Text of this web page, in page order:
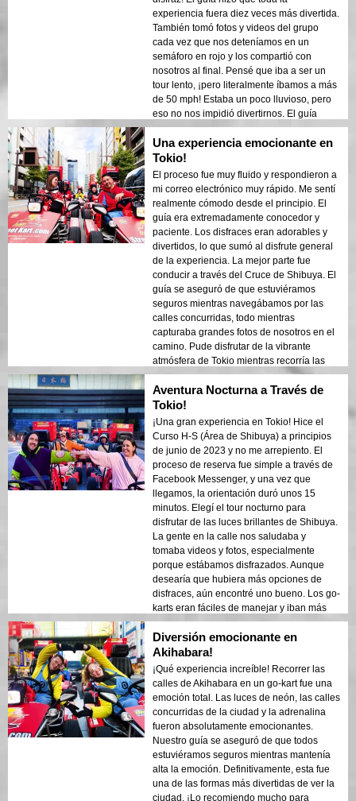
experiencia fuera diez veces más divertida.
También tomó fotos y videos del grupo
cada vez que nos deteníamos en un
semáforo en rojo y los compartió con
nosotros al final. Pensé que iba a ser un
tour lento, ¡pero literalmente íbamos a más
de 50 mph! Estaba un poco lluvioso, pero
eso no nos impidió divertirnos. El guía
mantuvo la energía viva y se aseguró de
que nos mantuviéramos con el grupo. Fue
una experiencia de 10/10, ¡y
definitivamente lo haría de nuevo!
Una experiencia emocionante en
Tokio!
El proceso fue muy fluido y respondieron a
mi correo electrónico muy rápido. Me sentí
realmente cómodo desde el principio. El
guía era extremadamente conocedor y
paciente. Los disfraces eran adorables y
divertidos, lo que sumó al disfrute general
de la experiencia. La mejor parte fue
conducir a través del Cruce de Shibuya. El
guía se aseguró de que estuviéramos
seguros mientras navegábamos por las
calles concurridas, todo mientras
capturaba grandes fotos de nosotros en el
camino. Pude disfrutar de la vibrante
atmósfera de Tokio mientras recorría las
calles de la ciudad en un go-kart. Fue una
experiencia verdaderamente única y lo
recomendaría encarecidamente a
cualquiera que visite Tokio. El personal de
Street Kart Shibuya hizo que todo fuera
fácil de organizar y se aseguró de que
tuviéramos un tiempo fantástico en todo
momento. ¡Definitivamente volveré la
próxima vez que esté en Tokio!
Aventura Nocturna a Través de
Tokio!
¡Una gran experiencia en Tokio! Hice el
Curso H-S (Área de Shibuya) a principios
de junio de 2023 y no me arrepiento. El
proceso de reserva fue simple a través de
Facebook Messenger, y una vez que
llegamos, la orientación duró unos 15
minutos. Elegí el tour nocturno para
disfrutar de las luces brillantes de Shibuya.
La gente en la calle nos saludaba y
tomaba videos y fotos, especialmente
porque estábamos disfrazados. Aunque
desearía que hubiera más opciones de
disfraces, aún encontré uno bueno. Los go-
karts eran fáciles de manejar y iban más
rápido de lo que esperaba, especialmente
cuando las calles se abrían y estábamos
yendo a casi 50-60 KPH. Se permite tomar
tus propias fotos y videos en los semáforos
en rojo, y el guía también tomó un montón
de fotos increíbles. Fue una experiencia
inolvidable, ¡y definitivamente lo
recomendaría a cualquiera que visite
Tokio!
Diversión emocionante en
Akihabara!
¡Qué experiencia increíble! Recorrer las
calles de Akihabara en un go-kart fue una
emoción total. Las luces de neón, las calles
concurridas de la ciudad y la adrenalina
fueron absolutamente emocionantes.
Nuestro guía se aseguró de que todos
estuviéramos seguros mientras mantenía
alta la emoción. Definitivamente, esta fue
una de las formas más divertidas de ver la
ciudad. ¡Lo recomiendo mucho para